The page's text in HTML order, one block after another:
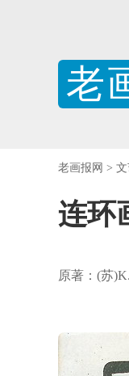
老
老画报网 >
连环
原著：(苏